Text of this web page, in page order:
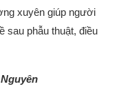
xuyên giúp người
sau phẫu thuật, điều